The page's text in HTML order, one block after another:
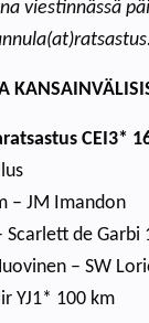
viestinnässä
CEI3*
– JM Imandon
Scarlett de Garbi
– SW
YJ1* 100 km